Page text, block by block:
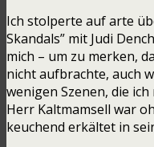
Ich stolperte auf arte
Skandals” mit Judi
mich – um zu merken,
nicht aufbrachte, auch
wenigen Szenen, die
Herr Kaltmamsell war
keuchend erkältet in